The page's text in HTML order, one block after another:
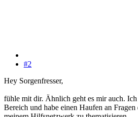
#2
Hey Sorgenfresser,
fühle mit dir. Ähnlich geht es mir auch.
Bereich und habe einen Haufen an